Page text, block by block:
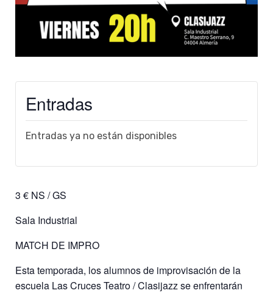
Entradas
Entradas ya no están disponibles
3 € NS / GS
Sala Industrial
MATCH DE IMPRO
Esta temporada, los alumnos de improvisación de la
escuela Las Cruces Teatro / Clasijazz se enfrentarán